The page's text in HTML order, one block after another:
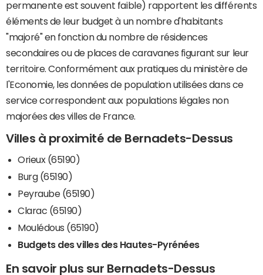
permanente est souvent faible) rapportent les différents
éléments de leur budget à un nombre d'habitants
"majoré" en fonction du nombre de résidences
secondaires ou de places de caravanes figurant sur leur
territoire. Conformément aux pratiques du ministère de
l'Economie, les données de population utilisées dans ce
service correspondent aux populations légales non
majorées des villes de France.
Villes à proximité de Bernadets-Dessus
Orieux (65190)
Burg (65190)
Peyraube (65190)
Clarac (65190)
Moulédous (65190)
Budgets des villes des Hautes-Pyrénées
En savoir plus sur Bernadets-Dessus